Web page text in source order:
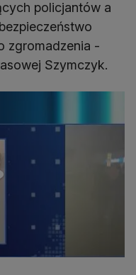
policjantów a
zgromadzenia -
Szymczyk.